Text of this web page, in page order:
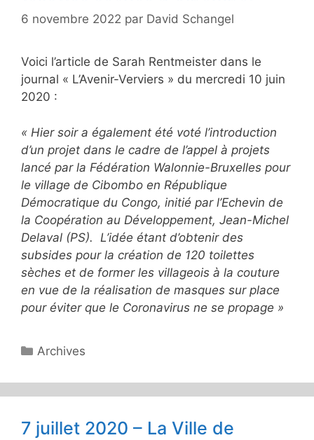
6 novembre 2022 par David Schangel
Voici l’article de Sarah Rentmeister dans le
journal « L’Avenir-Verviers » du mercredi 10 juin
2020 :
« Hier soir a également été voté l’introduction
d’un projet dans le cadre de l’appel à projets
lancé par la Fédération Walonnie-Bruxelles pour
le village de Cibombo en République
Démocratique du Congo, initié par l’Echevin de
la Coopération au Développement, Jean-Michel
Delaval (PS). L’idée étant d’obtenir des
subsides pour la création de 120 toilettes
sèches et de former les villageois à la couture
en vue de la réalisation de masques sur place
pour éviter que le Coronavirus ne se propage »
Catégories
Archives
7 juillet 2020 – La Ville de